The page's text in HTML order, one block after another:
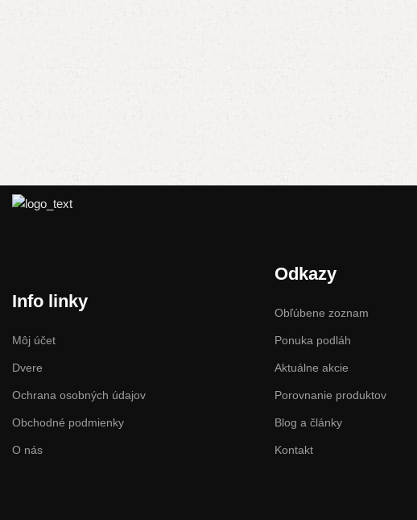
Info linky
Môj účet
Dvere
Ochrana osobných údajov
Obchodné podmienky
O nás
Odkazy
Obľúbene zoznam
Ponuka podláh
Aktuálne akcie
Porovnanie produktov
Blog a články
Kontakt